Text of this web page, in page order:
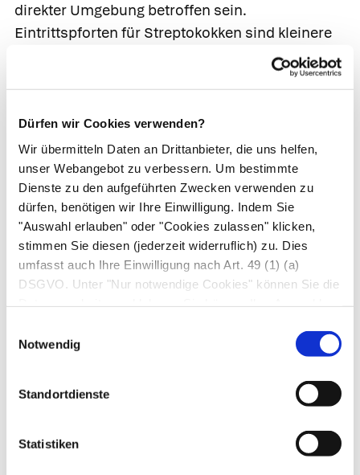
Dürfen wir Cookies verwenden?
Wir übermitteln Daten an Drittanbieter, die uns helfen,
unser Webangebot zu verbessern. Um bestimmte
Dienste zu den aufgeführten Zwecken verwenden zu
dürfen, benötigen wir Ihre Einwilligung. Indem Sie
"Auswahl erlauben" oder "Cookies zulassen" klicken,
stimmen Sie diesen (jederzeit widerruflich) zu. Dies
umfasst auch Ihre Einwilligung nach Art. 49 (1) (a)
DSGVO. Unter "Nur notwendige Cookies" können Sie die
Notwendig
Standortdienste
Statistiken
direkter Umgebung betroffen sein.
Eintrittspforten für Streptokokken sind kleinere
Komplikationen
Häufig greift eine Entzündung der Ohrmuschel
auf den äußeren Gehörgangüber oder
umgekehrt.
Wird eine Perichondritis nicht frühzeitig
behandelt, kann sie sich ausbreiten, zu
Nekrosen führen und den Knorpel dauerhaft
verformen. Als Folge drohen die sogenannten
durch äußere Gewalteinwirkung und
entstehen.
Diagnosesicherung